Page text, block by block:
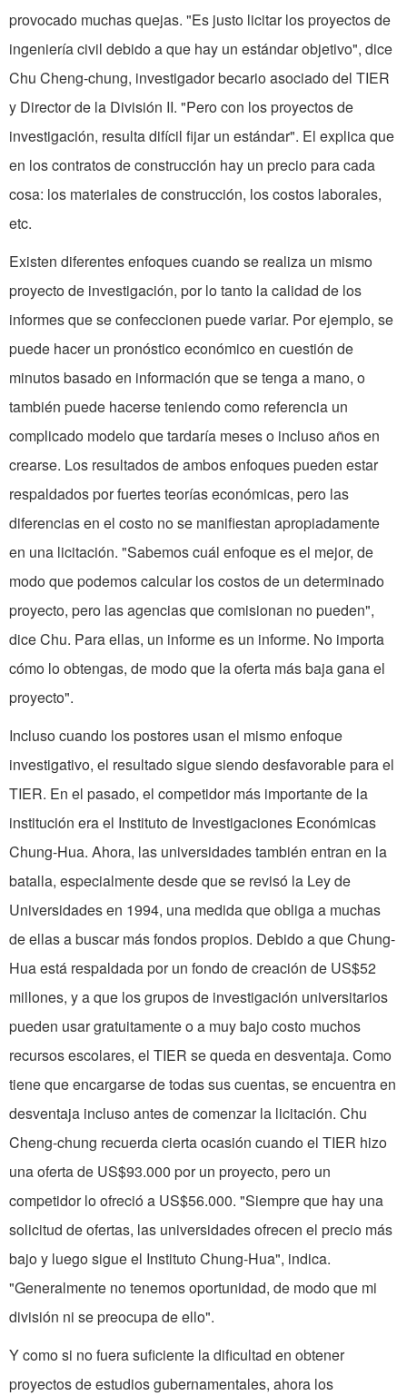
provocado muchas quejas. "Es justo licitar los proyectos de
ingeniería civil debido a que hay un estándar objetivo", dice
Chu Cheng-chung, investigador be­cario asociado del TIER
y Director de la División II. "Pero con los proyectos de
investigación, resulta difícil fijar un estándar". El explica que
en los contratos de construcción hay un precio para cada
cosa: los materiales de construcción, los costos laborales,
etc.
Existen diferentes enfoques cuando se realiza un mismo
proyecto de investigación, por lo tanto la calidad de los
informes que se confeccionen puede variar. Por ejemplo, se
puede hacer un pronóstico económico en cuestión de
minutos basado en información que se tenga a mano, o
también puede hacerse teniendo como referencia un
complicado modelo que tardaría meses o incluso años en
crearse. Los resultados de ambos enfoques pueden estar
respaldados por fuertes teorías económicas, pero las
diferencias en el costo no se manifiestan apropiadamente
en una licitación. "Sabemos cuál enfoque es el mejor, de
modo que podemos calcular los costos de un determinado
proyecto, pero las agencias que comisionan no pueden",
dice Chu. Para ellas, un informe es un informe. No importa
cómo lo obtengas, de modo que la oferta más baja gana el
proyecto".
Incluso cuando los postores usan el mismo enfoque
investigativo, el resultado sigue siendo desfavorable para el
TIER. En el pasado, el competidor más importante de la
institución era el Instituto de Inves­tigaciones Económicas
Chung-Hua. Ahora, las universidades también entran en la
batalla, especialmente desde que se revisó la Ley de
Universidades en 1994, una medida que obliga a muchas
de ellas a buscar más fondos propios. Debido a que Chung-
Hua está respaldada por un fondo de creación de US$52
millones, y a que los grupos de investigación universitarios
pueden usar gratuitamente o a muy bajo costo muchos
recursos escolares, el TIER se queda en desventaja. Como
tiene que encargarse de todas sus cuentas, se en­cuentra en
desventaja incluso antes de comenzar la licitación. Chu
Cheng-chung recuerda cierta ocasión cuando el TIER hizo
una oferta de US$93.000 por un proyecto, pero un
competidor lo ofreció a US$56.000. "Siempre que hay una
solicitud de ofertas, las universidades ofrecen el precio más
bajo y luego sigue el Instituto Chung-Hua", indica.
"Generalmente no tenemos oportunidad, de modo que mi
división ni se preocupa de ello".
Y como si no fuera suficiente la dificultad en obtener
proyectos de estudios gubernamentales, ahora los